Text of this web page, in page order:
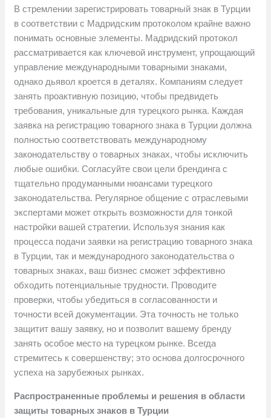
В стремлении зарегистрировать товарный знак в Турции
в соответствии с Мадридским протоколом крайне важно
понимать основные элементы. Мадридский протокол
рассматривается как ключевой инструмент, упрощающий
управление международными товарными знаками,
однако дьявол кроется в деталях. Компаниям следует
занять проактивную позицию, чтобы предвидеть
требования, уникальные для турецкого рынка. Каждая
заявка на регистрацию товарного знака в Турции должна
полностью соответствовать международному
законодательству о товарных знаках, чтобы исключить
любые ошибки. Согласуйте свои цели брендинга с
тщательно продуманными нюансами турецкого
законодательства. Регулярное общение с отраслевыми
экспертами может открыть возможности для тонкой
настройки вашей стратегии. Используя знания как
процесса подачи заявки на регистрацию товарного знака
в Турции, так и международного законодательства о
товарных знаках, ваш бизнес сможет эффективно
обходить потенциальные трудности. Проводите
проверки, чтобы убедиться в согласованности и
точности всей документации. Эта точность не только
защитит вашу заявку, но и позволит вашему бренду
занять особое место на турецком рынке. Всегда
стремитесь к совершенству; это основа долгосрочного
успеха на зарубежных рынках.
Распространенные проблемы и решения в области
защиты товарных знаков в Турции